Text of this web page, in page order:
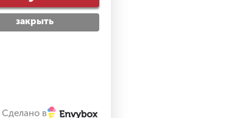
закрыть
Сделано в